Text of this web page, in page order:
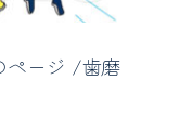
ページ /歯磨